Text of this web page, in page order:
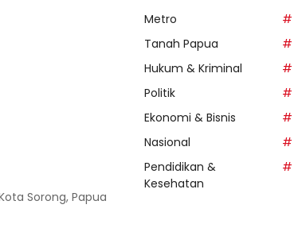
Sorong, Papua
Metro
Tanah Papua
Hukum & Kriminal
Politik
Ekonomi & Bisnis
Nasional
Pendidikan &
Kesehatan